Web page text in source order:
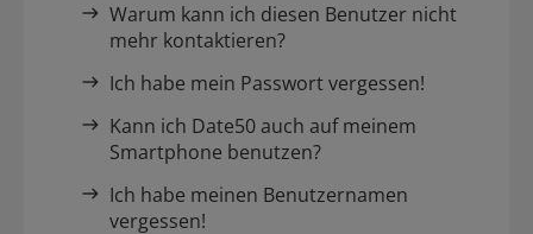
Warum kann ich diesen Benutzer nicht
mehr kontaktieren?
Ich habe mein Passwort vergessen!
Kann ich Date50 auch auf meinem
Smartphone benutzen?
Ich habe meinen Benutzernamen
vergessen!